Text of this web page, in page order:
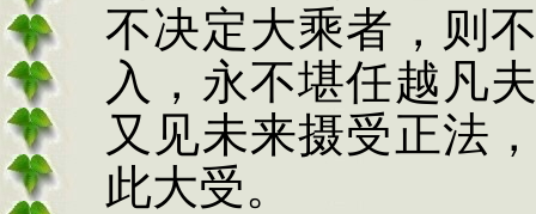
不决定大乘者，则
入，永不堪任越凡
又见未来摄受正法
此大受。